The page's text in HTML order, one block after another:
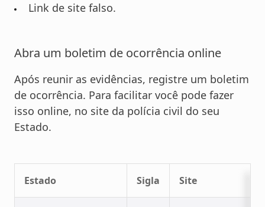
Link de site falso.
Abra um boletim de ocorrência online
Após reunir as evidências, registre um boletim
de ocorrência. Para facilitar você pode fazer
isso online, no site da polícia civil do seu
Estado.
Estado Sigla Site